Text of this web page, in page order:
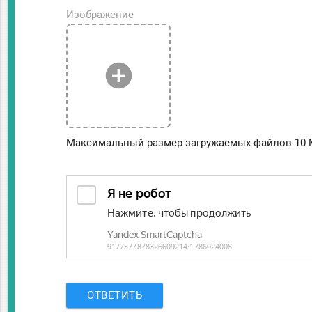
add_circle
Изображение
Максимальный размер загружаемых файлов 10
ОТВЕТИТЬ